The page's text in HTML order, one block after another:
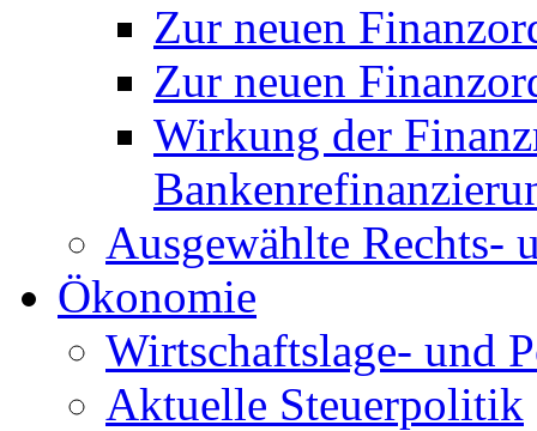
Zur neuen
Zur neuen
Wirkung der
Ausgewählte Rechts-
Ökonomie
Wirtschaftslage- und
Aktuelle Steuerpolitik